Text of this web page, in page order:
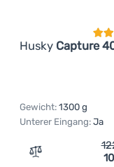
Husky Capture
Gewicht: 1300 g
Unterer Eingang: Ja
Zum Vergleich